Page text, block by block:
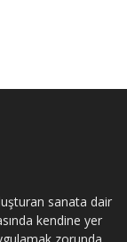
sanata dair
kendine yer